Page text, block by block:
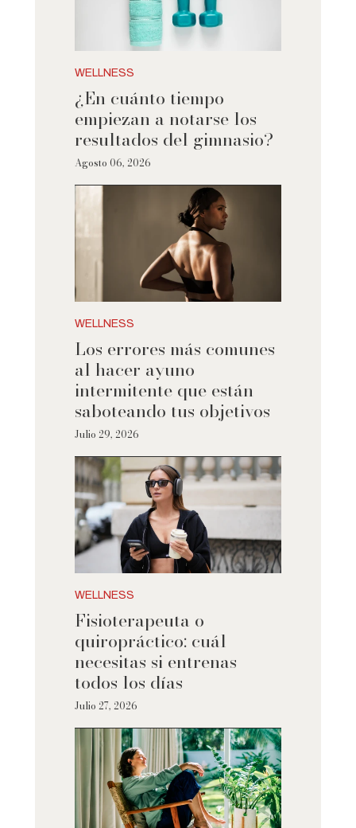
WELLNESS
¿En cuánto tiempo
empiezan a notarse los
resultados del gimnasio?
Agosto 06, 2026
WELLNESS
Los errores más comunes
al hacer ayuno
intermitente que están
saboteando tus objetivos
Julio 29, 2026
WELLNESS
Fisioterapeuta o
quiropráctico: cuál
necesitas si entrenas
todos los días
Julio 27, 2026